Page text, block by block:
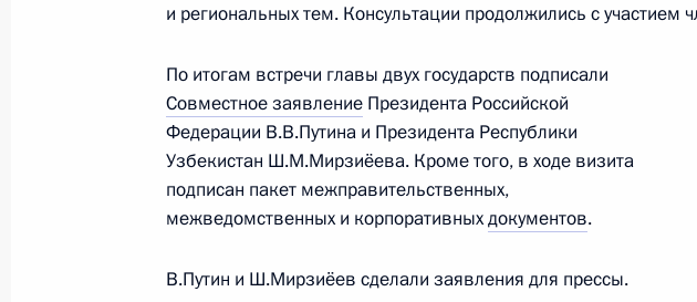
20 апреля 2018 года, 12:40
Встреча с Президентом Узбекистана Шавкатом
11 октября 2017 года, 12:30
Поздравления Владимиру Путину с Днём рождения
и региональных тем. Консультации продолжились с участием
По итогам встречи главы двух государств подписали
Совместное заявление Президента Российской
Федерации В.В.Путина и Президента Республики
Узбекистан Ш.М.Мирзиёева. Кроме того, в ходе визита
подписан пакет межправительственных,
межведомственных и корпоративныхдокументов.
В.Путин и Ш.Мирзиёев сделали заявления для прессы.